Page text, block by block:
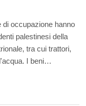
di occupazione hanno
palestinesi della
tra cui trattori,
I beni…